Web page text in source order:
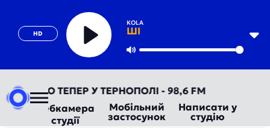
HD
KOLA
ШІ
Play
ТЕПЕР У ТЕРНОПОЛІ - 98,6 FM
Вебкамера
студії
Мобільний
застосунок
Написати у
студію